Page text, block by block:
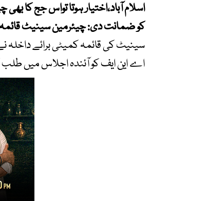
کو ضمانت دی: چیئرمین سینیٹ
سینیٹ کی قائمہ کمیٹی برائے
اے این ایف کو آئندہ اجلاس میں طلب